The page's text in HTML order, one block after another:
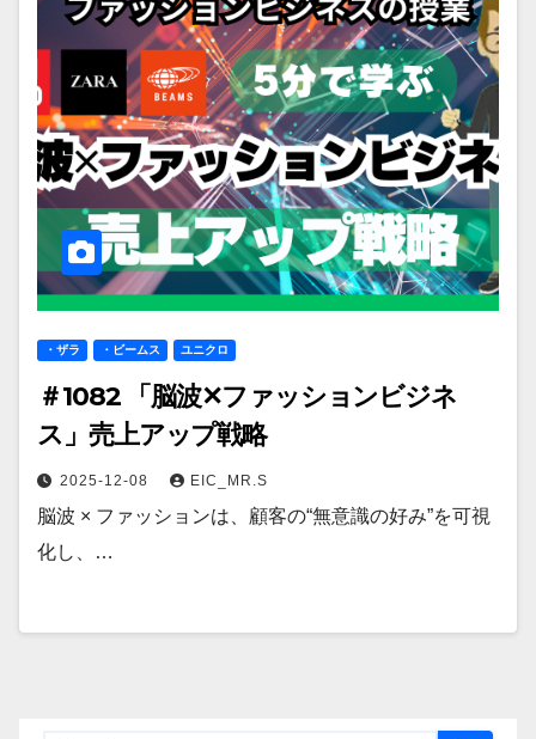
・ザラ ・ビームス ユニクロ
＃1082 「脳波✕ファッションビジネ
ス」売上アップ戦略
2025-12-08 EIC_MR.S
脳波 × ファッションは、顧客の“無意識の好み”を可視
化し、…